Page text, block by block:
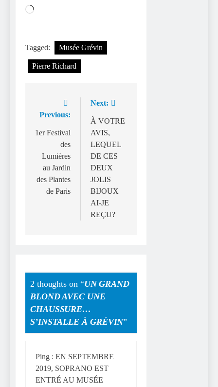
Chargement…
Tagged: Musée Grévin
Pierre Richard
Navigation
l’article
Previous:
1er Festival
des
Lumières
au Jardin
des Plantes
de Paris
Next:
À VOTRE
AVIS,
LEQUEL
DE CES
DEUX
JOLIS
BIJOUX
AI-JE
REÇU?
2 thoughts on “UN GRAND
BLOND AVEC UNE
CHAUSSURE…
S’INSTALLE À GRÉVIN”
Ping : EN SEPTEMBRE
2019, SOPRANO EST
ENTRÉ AU MUSÉE